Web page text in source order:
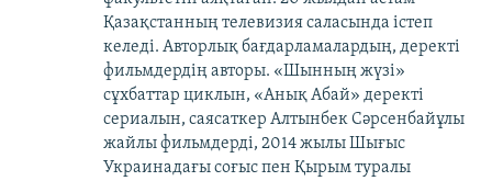
Қазақстанның телевизия саласында істеп
келеді. Авторлық бағдарламалардың, деректі
фильмдердің авторы. «Шынның жүзі»
сұхбаттар циклын, «Анық Абай» деректі
сериалын, саясаткер Алтынбек Сәрсенбайұлы
жайлы фильмдерді, 2014 жылы Шығыс
Украинадағы соғыс пен Қырым туралы